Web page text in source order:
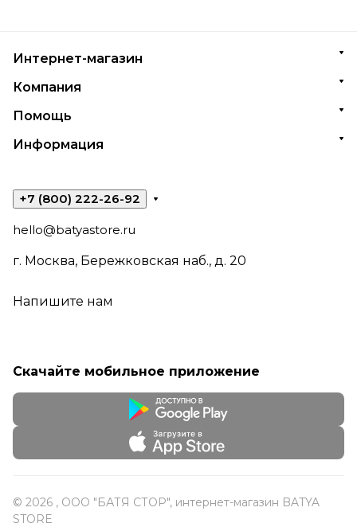
Интернет-магазин
Компания
Помощь
Информация
+7 (800) 222-26-92
hello@batyastore.ru
г. Москва, Бережковская наб., д. 20
Напишите нам
Скачайте мобильное приложение
© 2026 , ООО "БАТЯ СТОР", интернет-магазин BATYA
STORE